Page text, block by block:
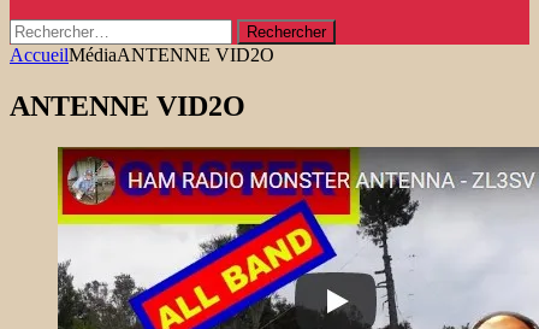
Rechercher :
AccueilMédiaANTENNE VID2O
ANTENNE VID2O